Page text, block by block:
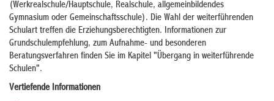
(Werkrealschule/Hauptschule, Realschule, allgemeinbildendes
Gymnasium oder Gemeinschaftsschule). Die Wahl der weiterführenden
Schulart treffen die Erziehungsberechtigten. Informationen zur
Grundschulempfehlung, zum Aufnahme- und besonderen
Beratungsverfahren finden Sie im Kapitel "Übergang in weiterführende
Schulen".
Vertiefende Informationen